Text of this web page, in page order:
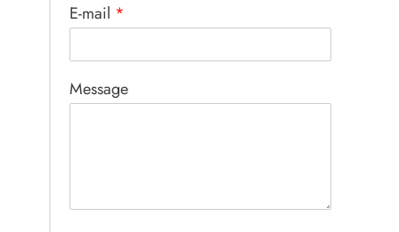
E-mail *
Message